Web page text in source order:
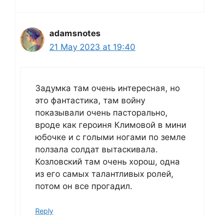
adamsnotes
21 May 2023 at 19:40
Задумка там очень интересная, но
это фантастика, там войну
показывали очень пасторально,
вроде как героиня Климовой в мини
юбочке и с голыми ногами по земле
ползала солдат вытаскивала.
Козловский там очень хорош, одна
из его самых талантливых ролей,
потом он все прогадил.
Reply